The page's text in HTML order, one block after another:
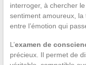
interroger, à chercher
sentiment amoureux,
entre l’émotion qui
L’examen de
précieux. Il permet de